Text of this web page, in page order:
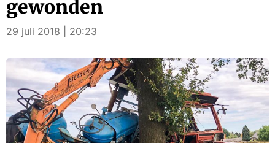
gewonden
29 juli 2018 | 20:23